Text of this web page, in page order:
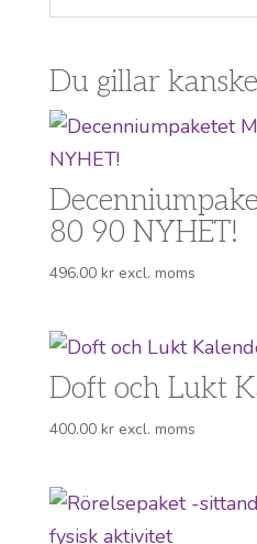
Du gillar
80 90 NYHET!
496.00 krexcl. moms
Doft och Lukt
400.00 krexcl. moms